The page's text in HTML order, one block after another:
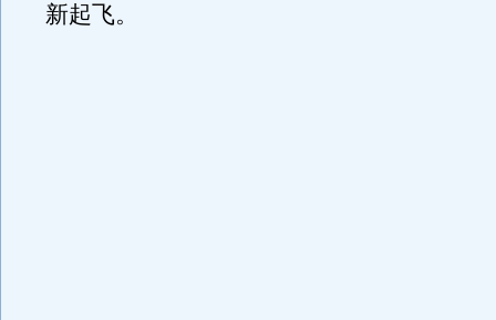
新起飞。